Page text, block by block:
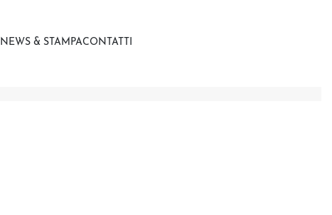
NEWS & STAMPACONTATTI